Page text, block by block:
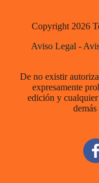
Copyright 2026
Aviso Legal -
De no existir
expresamente
edición y